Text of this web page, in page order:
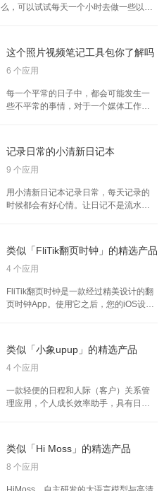
么，可以试试每天一个小时去做一些以前
听书，看艺术相关内容等等。
这个照片视频笔记工具包你了解吗
6 个应用
每一个平常的日子中，都会可能发生一
些不平常的事情，对于一个媒体工作者
看到好玩的小鸟在做有趣的游戏，这些
都可以用现在强大的 APP 录音，录像或
是拍照记录下来，发到我们这个无限的
记录日常的小清新日记本
9 个应用
用小清新日记本记录日常，每天记录的
时候都会有好心情。让日记不是流水
类似「FliTik翻页时钟」的精选产品
4 个应用
FliTik翻页时钟是一款经过精美设计的翻
页时钟App。使用它之后，您的iOS设备
可以轻松地看见时间。 FliTik的名字来源
于Flip和Tik这两个单词的组合，代表了
翻页和时钟滴答声，很好地体现了软件
类似「小象upup」的精选产品
4 个应用
一款轻便的日程和人际（客户）关系管
理应用，个人成长效率助手，具有日程
与同事朋友共同完成目标，实现效果最
大化。
类似「Hi Moss」的精选产品
8 个应用